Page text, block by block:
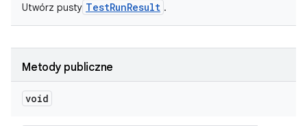
Utwórz pusty TestRunResult .
Metody publiczne
void